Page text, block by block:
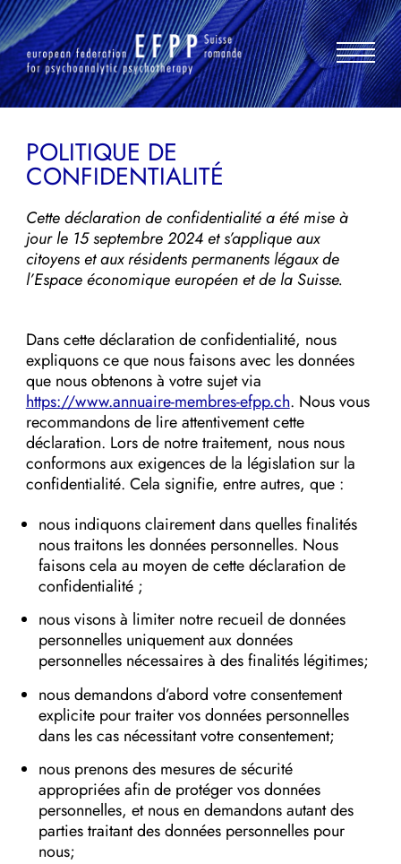
Aller
au
contenu
POLITIQUE DE
CONFIDENTIALITÉ
Cette déclaration de confidentialité a été mise à
jour le 15 septembre 2024 et s’applique aux
citoyens et aux résidents permanents légaux de
l’Espace économique européen et de la Suisse.
Dans cette déclaration de confidentialité, nous
expliquons ce que nous faisons avec les données
que nous obtenons à votre sujet via
https://www.annuaire-membres-efpp.ch. Nous vous
recommandons de lire attentivement cette
déclaration. Lors de notre traitement, nous nous
conformons aux exigences de la législation sur la
confidentialité. Cela signifie, entre autres, que :
nous indiquons clairement dans quelles finalités
nous traitons les données personnelles. Nous
faisons cela au moyen de cette déclaration de
confidentialité ;
nous visons à limiter notre recueil de données
personnelles uniquement aux données
personnelles nécessaires à des finalités légitimes;
nous demandons d’abord votre consentement
explicite pour traiter vos données personnelles
dans les cas nécessitant votre consentement;
nous prenons des mesures de sécurité
appropriées afin de protéger vos données
personnelles, et nous en demandons autant des
parties traitant des données personnelles pour
nous;